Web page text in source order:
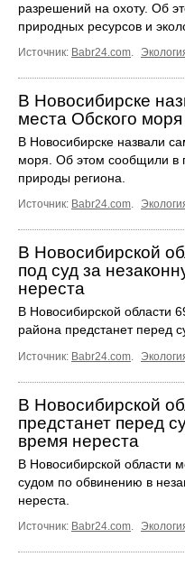
разрешений на охоту. Об
природных ресурсов и
Источник: Babr24.com.
В Новосибирске
места Обского моря
В Новосибирске назвали
моря. Об этом сообщили в
природы региона.
Источник: Babr24.com.
В Новосибирской
под суд за
нереста
В Новосибирской области
района предстанет перед
Источник: Babr24.com
В Новосибирской
предстанет перед
время нереста
В Новосибирской области
судом по обвинению в
нереста.
Источник: Babr24.com